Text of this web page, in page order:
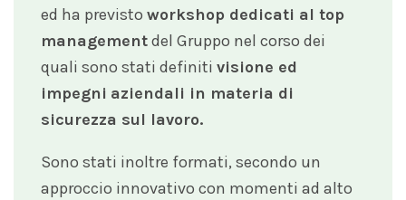
ed ha previsto workshop dedicati al top
managementdel Gruppo nel corso dei
quali sono stati definiti visione ed
impegni aziendali in materia di
sicurezza sul lavoro.
Sono stati inoltre formati, secondo un
approccio innovativo con momenti ad alto